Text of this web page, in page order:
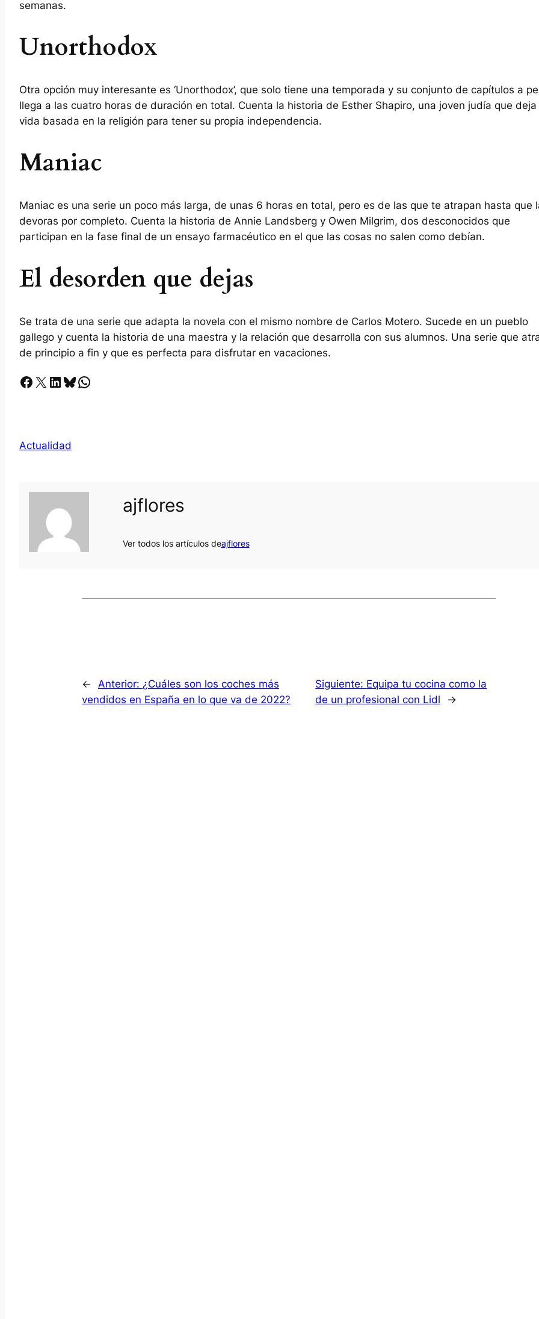
semanas.
Unorthodox
Otra opción muy interesante es ‘Unorthodox’, que solo tiene una temporada y su conjunto de capítulos a
llega a las cuatro horas de duración en total. Cuenta la historia de Esther Shapiro, una joven judía que deja
vida basada en la religión para tener su propia independencia.
Maniac
Maniac es una serie un poco más larga, de unas 6 horas en total, pero es de las que te atrapan hasta que
devoras por completo. Cuenta la historia de Annie Landsberg y Owen Milgrim, dos desconocidos que
participan en la fase final de un ensayo farmacéutico en el que las cosas no salen como debían.
El desorden que dejas
Se trata de una serie que adapta la novela con el mismo nombre de Carlos Motero. Sucede en un pueblo
gallego y cuenta la historia de una maestra y la relación que desarrolla con sus alumnos. Una serie que
de principio a fin y que es perfecta para disfrutar en vacaciones.
Facebook X LinkedIn Bluesky Whatsapp
Actualidad
ajflores
Ver todos los artículos deajflores
← Anterior: ¿Cuáles son los coches más
vendidos en España en lo que va de 2022?
Siguiente: Equipa tu cocina como la
de un profesional con Lidl
→